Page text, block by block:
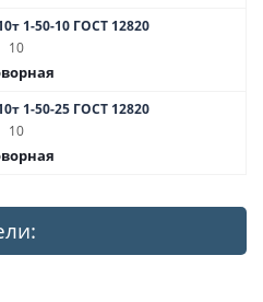
1-50-10 ГОСТ 12820
10
1-50-25 ГОСТ 12820
10